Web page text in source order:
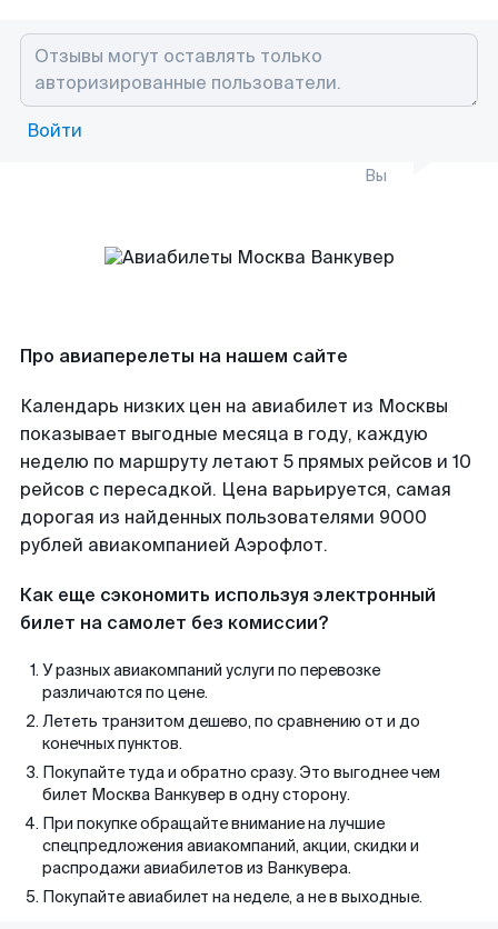
Войти
Вы
Про авиаперелеты на нашем сайте
Календарь низких цен на авиабилет из Москвы
показывает выгодные месяца в году, каждую
неделю по маршруту летают 5 прямых рейсов и 10
рейсов с пересадкой. Цена варьируется, самая
дорогая из найденных пользователями 9000
рублей авиакомпанией Аэрофлот.
Как еще сэкономить используя электронный
билет на самолет без комиссии?
У разных авиакомпаний услуги по перевозке
различаются по цене.
Лететь транзитом дешево, по сравнению от и до
конечных пунктов.
Покупайте туда и обратно сразу. Это выгоднее чем
билет Москва Ванкувер в одну сторону.
При покупке обращайте внимание на лучшие
спецпредложения авиакомпаний, акции, скидки и
распродажи авиабилетов из Ванкувера.
Покупайте авиабилет на неделе, а не в выходные.